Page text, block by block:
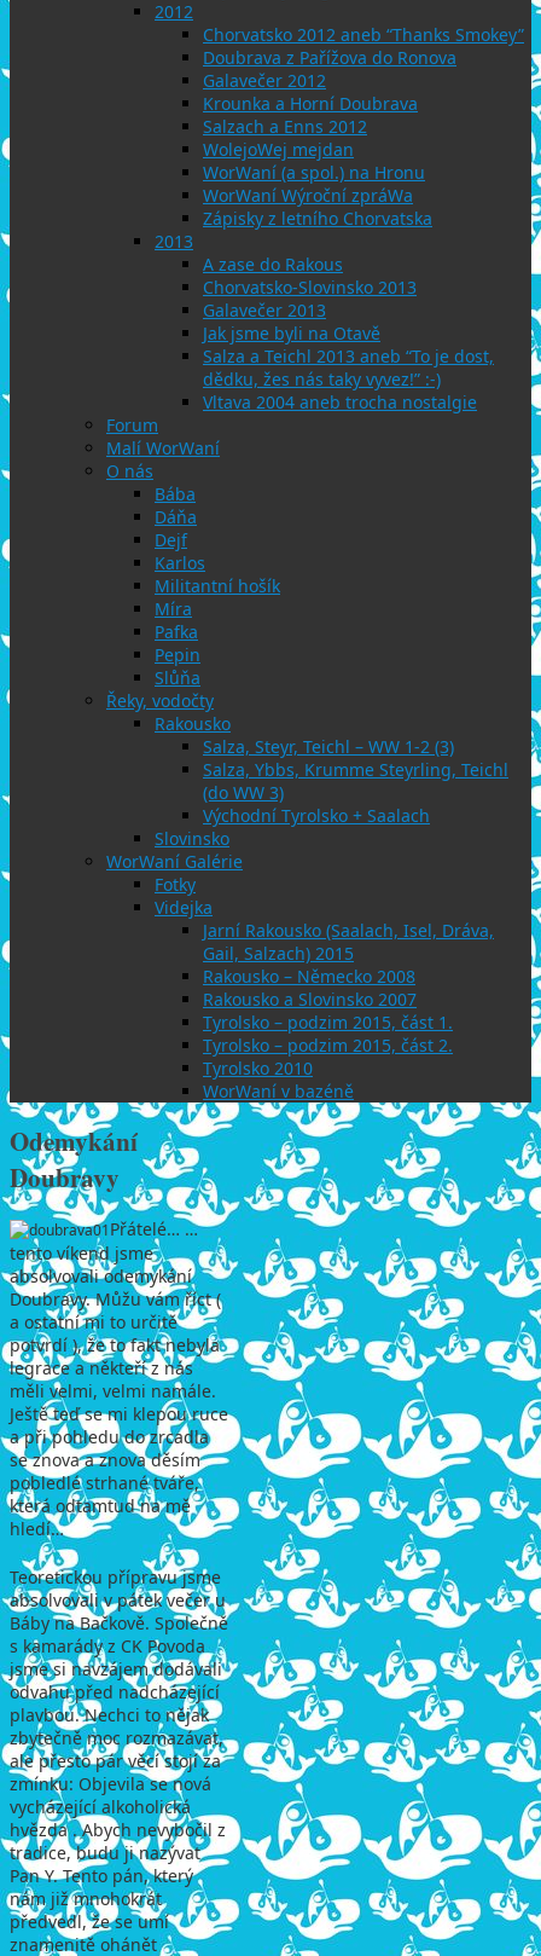
2012
Chorvatsko 2012 aneb “Thanks Smokey”
Doubrava z Pařížova do Ronova
Galavečer 2012
Krounka a Horní Doubrava
Salzach a Enns 2012
WolejoWej mejdan
WorWaní (a spol.) na Hronu
WorWaní Wýroční zpráWa
Zápisky z letního Chorvatska
2013
A zase do Rakous
Chorvatsko-Slovinsko 2013
Galavečer 2013
Jak jsme byli na Otavě
Salza a Teichl 2013 aneb “To je dost,
dědku, žes nás taky vyvez!” :-)
Vltava 2004 aneb trocha nostalgie
Forum
Malí WorWaní
O nás
Bába
Dáňa
Dejf
Karlos
Militantní hošík
Míra
Pafka
Pepin
Slůňa
Řeky, vodočty
Rakousko
Salza, Steyr, Teichl – WW 1-2 (3)
Salza, Ybbs, Krumme Steyrling, Teichl
(do WW 3)
Východní Tyrolsko + Saalach
Slovinsko
WorWaní Galérie
Fotky
Videjka
Jarní Rakousko (Saalach, Isel, Dráva,
Gail, Salzach) 2015
Rakousko – Německo 2008
Rakousko a Slovinsko 2007
Tyrolsko – podzim 2015, část 1.
Tyrolsko – podzim 2015, část 2.
Tyrolsko 2010
WorWaní v bazéně
Odemykání
Doubravy
Přátelé… …
tento víkend jsme
absolvovali odemykání
Doubravy. Můžu vám říct (
a ostatní mi to určitě
potvrdí ), že to fakt nebyla
legrace a někteří z nás
měli velmi, velmi namále.
Ještě teď se mi klepou ruce
a při pohledu do zrcadla
se znova a znova děsím
pobledlé strhané tváře,
která odtamtud na mě
hledí…
Teoretickou přípravu jsme
absolvovali v pátek večer u
Báby na Bačkově. Společně
s kamarády z CK Povoda
jsme si navzájem dodávali
odvahu před nadcházející
plavbou. Nechci to nějak
zbytečně moc rozmazávat,
ale přesto pár věcí stojí za
zmínku: Objevila se nová
vycházející alkoholická
hvězda . Abych nevybočil z
tradice, budu ji nazývat
Pan Y. Tento pán, který
nám již mnohokrát
předvedl, že se umí
znamenitě ohánět